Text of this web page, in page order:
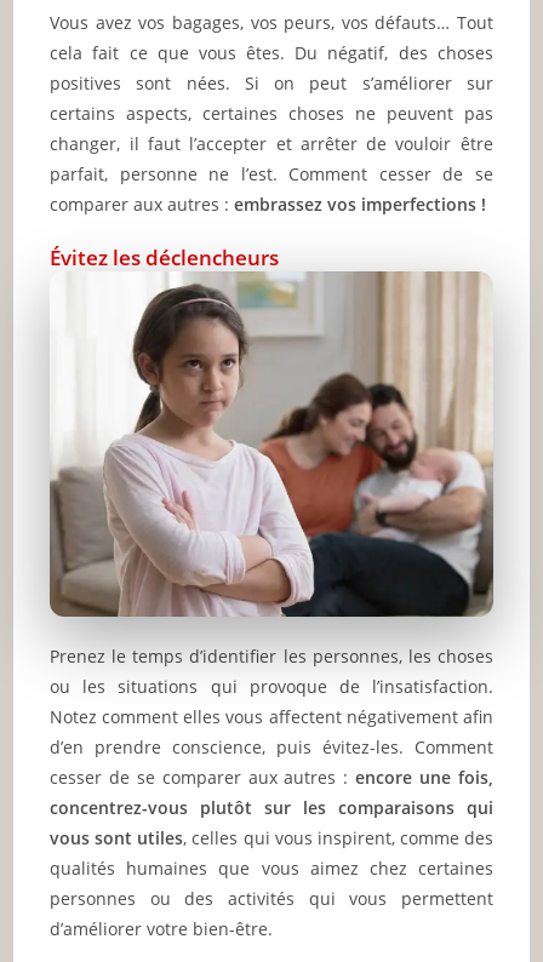
Vous avez vos bagages, vos peurs, vos défauts… Tout
cela fait ce que vous êtes. Du négatif, des choses
positives sont nées. Si on peut s’améliorer sur
certains aspects, certaines choses ne peuvent pas
changer, il faut l’accepter et arrêter de vouloir être
parfait, personne ne l’est. Comment cesser de se
comparer aux autres :embrassez vos imperfections !
Évitez les déclencheurs
Prenez le temps d’identifier les personnes, les choses
ou les situations qui provoque de l’insatisfaction.
Notez comment elles vous affectent négativement afin
d’en prendre conscience, puis évitez-les. Comment
cesser de se comparer aux autres :encore une fois,
concentrez-vous plutôt sur les comparaisons qui
vous sont utiles, celles qui vous inspirent, comme des
qualités humaines que vous aimez chez certaines
personnes ou des activités qui vous permettent
d’améliorer votre bien-être.